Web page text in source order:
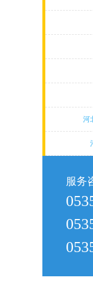
河
服务